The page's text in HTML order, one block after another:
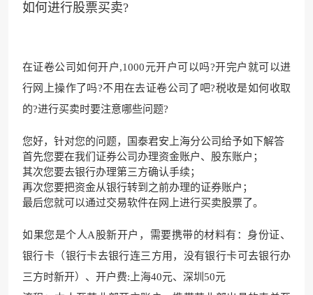
如何进行股票买卖?
在证卷公司如何开户,1000元开户可以吗?开完户就可以进
行网上操作了吗?不用在去证卷公司了吧?税收是如何收取
的?进行买卖时要注意哪些问题?
您好，针对您的问题，国泰君安上海分公司给予如下解答
首先您要在我们证券公司办理资金账户、股东账户；
其次您要去银行办理第三方确认手续；
再次您要把资金从银行转到之前办理的证券账户；
最后您就可以通过交易软件在网上进行买卖股票了。
如果您是个人A股新开户，需要携带的材料有：身份证、
银行卡（银行卡去银行连三方用，没有银行卡可去银行办
三方时新开）、开户费:上海40元、深圳50元